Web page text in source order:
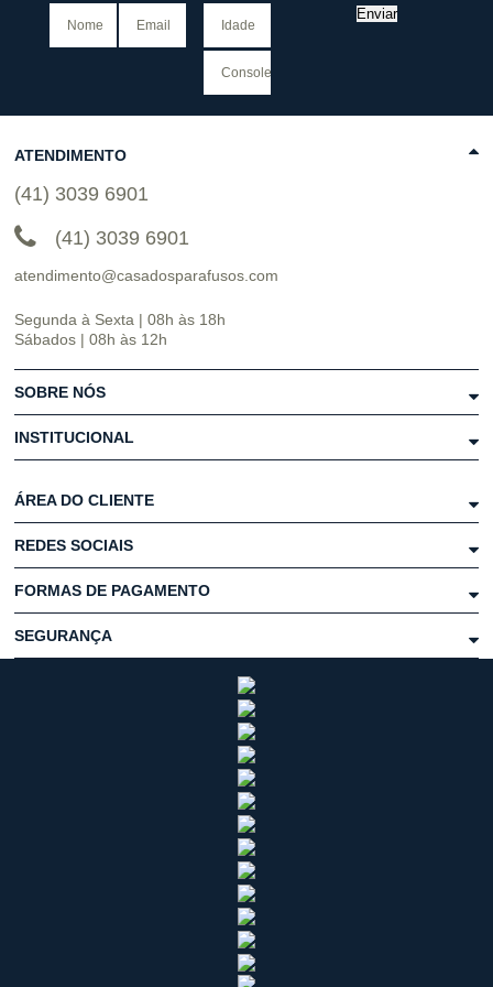
Enviar
ATENDIMENTO
(41) 3039 6901
(41) 3039 6901
atendimento@casadosparafusos.com
Segunda à Sexta | 08h às 18h
Sábados | 08h às 12h
SOBRE NÓS
INSTITUCIONAL
ÁREA DO CLIENTE
REDES SOCIAIS
FORMAS DE PAGAMENTO
SEGURANÇA